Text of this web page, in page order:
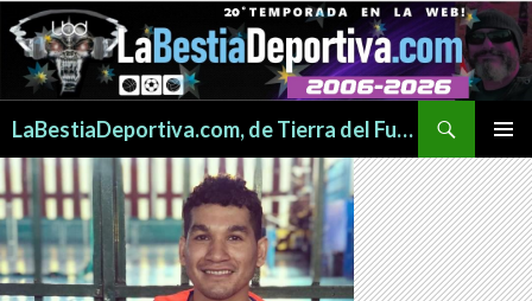
LaBestiaDeportiva.com, de Tierra del Fuego para todo el mundo
MENÚ
AL
CONTENIDO